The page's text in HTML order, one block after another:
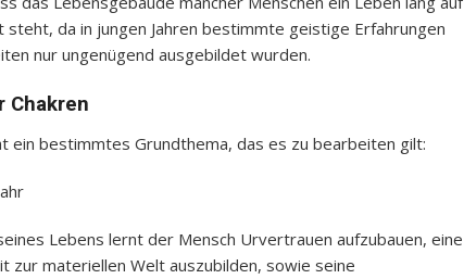
steht, da in jungen Jahren bestimmte geistige Erfahrungen
nur ungenügend ausgebildet wurden.
Chakren
ein bestimmtes Grundthema, das es zu bearbeiten gilt:
Lebens lernt der Mensch Urvertrauen aufzubauen, eine
zur materiellen Welt auszubilden, sowie seine